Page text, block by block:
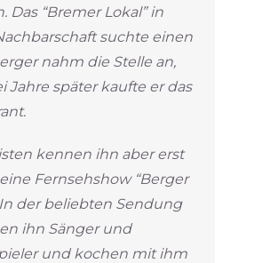
Das “Bremer Lokal” in
suchte einen
nahm die Stelle an,
Jahre später kaufte er das
kennen ihn aber erst
Fernsehshow “Berger
der beliebten Sendung
ihn Sänger und
und kochen mit ihm